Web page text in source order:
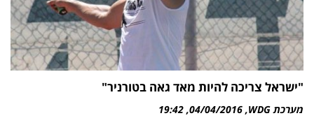
"ישראל צריכה להיות מאד גאה בטורניר"
מערכת WDG 04/04/2016
19:42